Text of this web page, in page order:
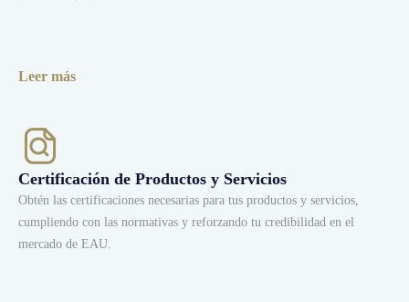
Leer más
Certificación de Productos y Servicios
Obtén las certificaciones necesarias para tus productos y servicios,
cumpliendo con las normativas y reforzando tu credibilidad en el
mercado de EAU.